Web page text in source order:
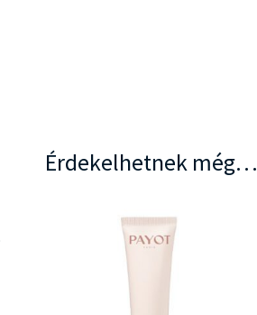
Érdekelhetnek még…